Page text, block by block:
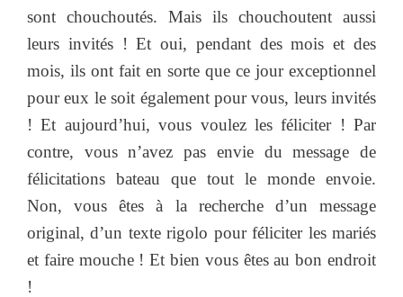
sont chouchoutés. Mais ils chouchoutent aussi
leurs invités ! Et oui, pendant des mois et des
mois, ils ont fait en sorte que ce jour exceptionnel
pour eux le soit également pour vous, leurs invités
! Et aujourd’hui, vous voulez les féliciter ! Par
contre, vous n’avez pas envie du message de
félicitations bateau que tout le monde envoie.
Non, vous êtes à la recherche d’un message
original, d’un texte rigolo pour féliciter les mariés
et faire mouche ! Et bien vous êtes au bon endroit
!